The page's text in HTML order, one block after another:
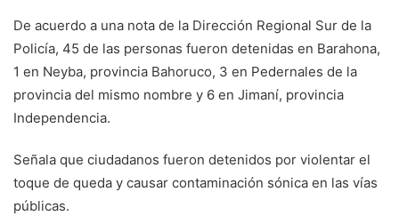
De acuerdo a una nota de la Dirección Regional Sur de la
Policía, 45 de las personas fueron detenidas en Barahona,
1 en Neyba, provincia Bahoruco, 3 en Pedernales de la
provincia del mismo nombre y 6 en Jimaní, provincia
Independencia.
Señala que ciudadanos fueron detenidos por violentar el
toque de queda y causar contaminación sónica en las vías
públicas.